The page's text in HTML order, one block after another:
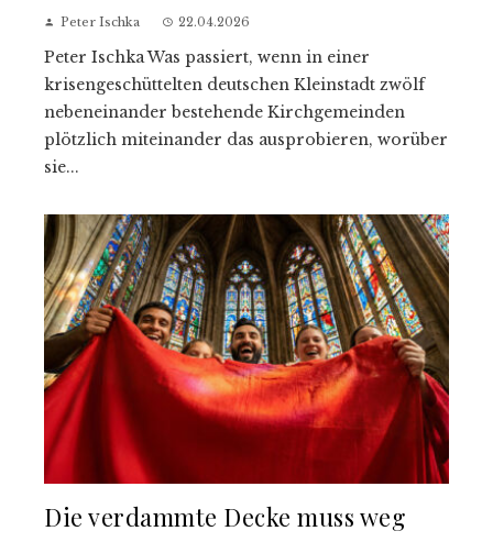
Peter Ischka 22.04.2026
Peter Ischka Was passiert, wenn in einer
krisengeschüttelten deutschen Kleinstadt zwölf
nebeneinander bestehende Kirchgemeinden
plötzlich miteinander das ausprobieren, worüber
sie...
Die verdammte Decke muss weg